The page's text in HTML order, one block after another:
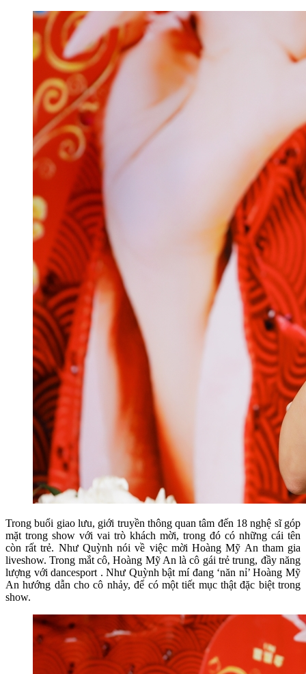
Trong buổi giao lưu, giới truyền thông quan tâm đến 18 nghệ sĩ góp
mặt trong show với vai trò khách mời, trong đó có những cái tên
còn rất trẻ. Như Quỳnh nói về việc mời Hoàng Mỹ An tham gia
liveshow. Trong mắt cô, Hoàng Mỹ An là cô gái trẻ trung, đầy năng
lượng với dancesport . Như Quỳnh bật mí đang ‘năn nỉ’ Hoàng Mỹ
An hướng dẫn cho cô nhảy, để có một tiết mục thật đặc biệt trong
show.